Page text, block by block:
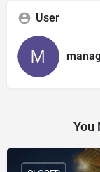
User
You